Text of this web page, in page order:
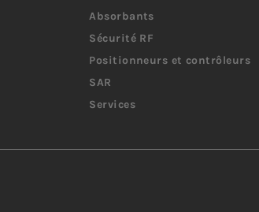
Absorbants
Sécurité RF
Positionneurs et contrôleurs
SAR
Services